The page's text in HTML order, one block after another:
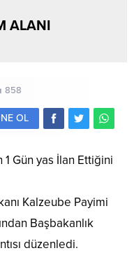
ALANI
858
OL
Gün yas İlan Ettiğini
Kalzeube Payimi
Başbakanlık
düzenledi.